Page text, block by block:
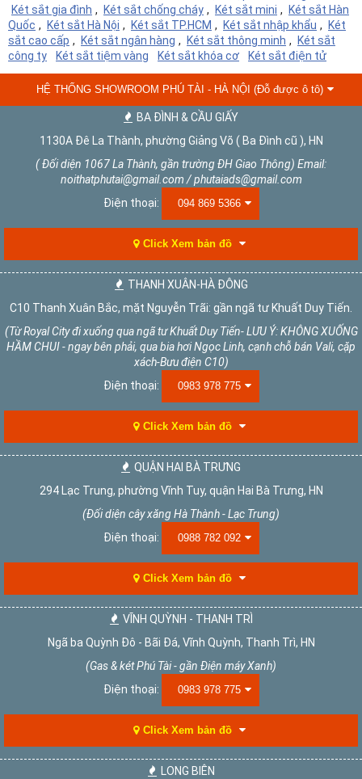
Két sắt gia đình , Két sắt chống cháy , Két sắt mini ,
Két sắt Hàn
Quốc , Két sắt Hà Nội , Két sắt TP.HCM , Két sắt nhập khẩu ,
Két
sắt cao cấp , Két sắt ngân hàng , Két sắt thông minh ,
Két sắt
công ty
Két sắt tiệm vàng Két sắt khóa cơ Két sắt điện tử
HỆ THỐNG SHOWROOM PHÚ TÀI - HÀ NỘI (Đỗ được ô tô)
BA ĐÌNH & CẦU GIẤY
1130A Đê La Thành, phường Giảng Võ ( Ba Đình cũ ), HN
( Đối diện 1067 La Thành, gần trường ĐH Giao Thông) Email:
noithatphutai@gmail.com / phutaiads@gmail.com
Điện thoại:
094 869 5366
Click Xem bản đồ
THANH XUÂN-HÀ ĐÔNG
C10 Thanh Xuân Bắc, mặt Nguyễn Trãi: gần ngã tư Khuất Duy Tiến.
(Từ Royal City đi xuống qua ngã tư Khuất Duy Tiến- LƯU Ý: KHÔNG XUỐNG
HẦM CHUI - ngay bên phải, qua bia hơi Ngọc Linh, cạnh chỗ bán Vali, cặp
xách-Bưu điện C10)
Điện thoại:
0983 978 775
Click Xem bản đồ
QUẬN HAI BÀ TRƯNG
294 Lạc Trung, phường Vĩnh Tuy, quận Hai Bà Trưng, HN
(Đối diện cây xăng Hà Thành - Lạc Trung)
Điện thoại:
0988 782 092
Click Xem bản đồ
VĨNH QUỲNH - THANH TRÌ
Ngã ba Quỳnh Đô - Bãi Đá, Vĩnh Quỳnh, Thanh Trì, HN
(Gas & két Phú Tài - gần Điện máy Xanh)
Điện thoại:
0983 978 775
Click Xem bản đồ
LONG BIÊN